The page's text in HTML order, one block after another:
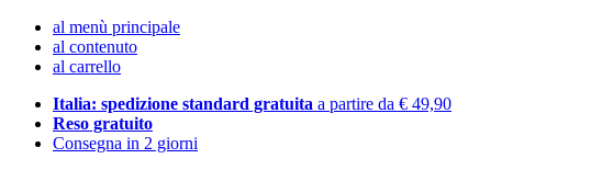
al menù principale
al contenuto
al carrello
Italia: spedizione standard gratuita a partire da € 49,90
Reso gratuito
Consegna in 2 giorni